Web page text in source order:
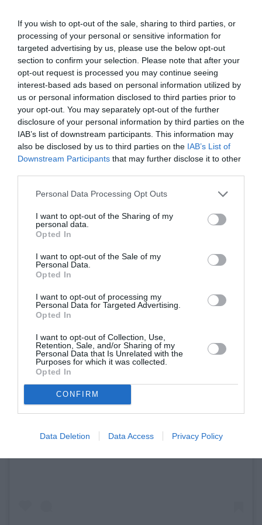
If you wish to opt-out of the sale, sharing to third parties, or
processing of your personal or sensitive information for
targeted advertising by us, please use the below opt-out
section to confirm your selection. Please note that after your
opt-out request is processed you may continue seeing
interest-based ads based on personal information utilized by
us or personal information disclosed to third parties prior to
your opt-out. You may separately opt-out of the further
disclosure of your personal information by third parties on the
IAB’s list of downstream participants. This information may
also be disclosed by us to third parties on the IAB’s List of
Downstream Participants that may further disclose it to other
Personal Data Processing Opt Outs
I want to opt-out of the Sharing of my
personal data.
Opted In
I want to opt-out of the Sale of my
Personal Data.
Opted In
I want to opt-out of processing my
Personal Data for Targeted Advertising.
Opted In
I want to opt-out of Collection, Use,
Retention, Sale, and/or Sharing of my
Personal Data that Is Unrelated with the
Purposes for which it was collected.
Opted In
CONFIRM
Data Deletion Data Access Privacy Policy
έβαλαν να τα διαβάσουμε σε άλλους
ανθρώπους και αυτή η εμπειρία ήταν τελείως
μεταμορφωτική για εμάς.
Το να ακούω τον εαυτό μου να λέει
δυνατά όσα έλεγα σιωπηλά, με έκανε
να κλάψω. Όχι μόνο συνειδητοποίησα
πόσο απάνθρωπη ήμουν προς εμένα,
αλλά πώς εσωτερίκευα αυτή την
View this post on Instagram